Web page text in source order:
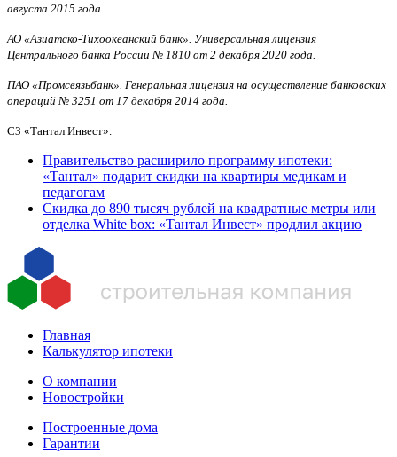
августа 2015 года.
АО «Азиатско-Тихоокеанский банк». Универсальная лицензия
Центрального банка России № 1810 от 2 декабря 2020 года.
ПАО «Промсвязьбанк». Генеральная лицензия на осуществление банковских
операций № 3251 от 17 декабря 2014 года.
СЗ «Тантал Инвест».
Правительство расширило программу ипотеки:
«Тантал» подарит скидки на квартиры медикам и
педагогам
Скидка до 890 тысяч рублей на квадратные метры или
отделка White box: «Тантал Инвест» продлил акцию
Главная
Калькулятор ипотеки
О компании
Новостройки
Построенные дома
Гарантии